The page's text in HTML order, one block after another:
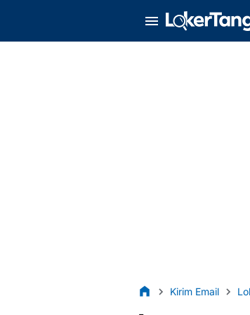
Kirim Email